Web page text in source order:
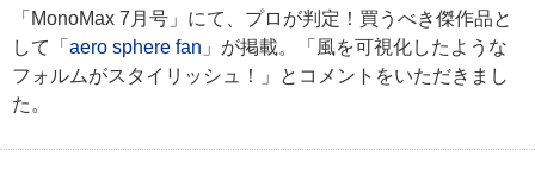
「MonoMax 7月号」にて、プロが判定！買うべき傑作品と
して「 aero sphere fan 」が掲載。「風を可視化したような
フォルムがスタイリッシュ！」とコメントをいただきまし
た。